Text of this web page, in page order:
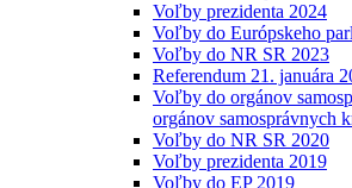
Voľby prezidenta 2024
Voľby do Európskeho
Voľby do NR SR 2023
Referendum 21. januára
Voľby do orgánov
orgánov samosprávnych
Voľby do NR SR 2020
Voľby prezidenta 2019
Voľby do EP 2019